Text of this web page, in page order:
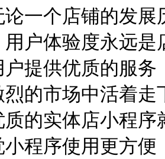
个店铺的发展
户体验度永远
提供优质的服
的市场中活着
的实体店小程
小程序使用更方